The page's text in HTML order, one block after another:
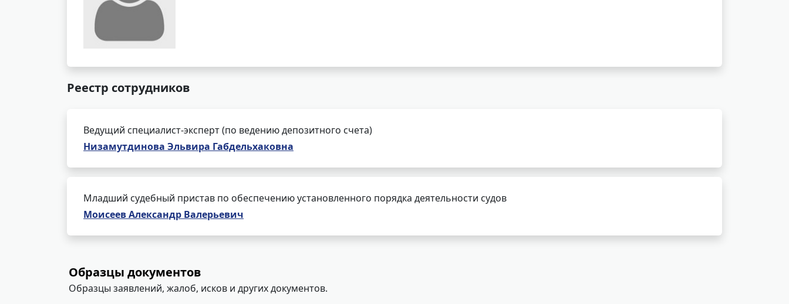
Реестр сотрудников
Ведущий специалист-эксперт (по ведению депозитного счета)
Низамутдинова Эльвира Габдельхаковна
Младший судебный пристав по обеспечению установленного порядка деятельности судов
Моисеев Александр Валерьевич
Образцы документов
Образцы заявлений, жалоб, исков и других документов.